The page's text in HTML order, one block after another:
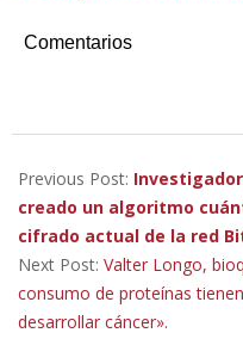
Comentarios
01-
26
Previous Post:
creado un algoritmo
cifrado actual de la red
Next Post: Valter Longo,
consumo de proteínas
desarrollar cáncer».